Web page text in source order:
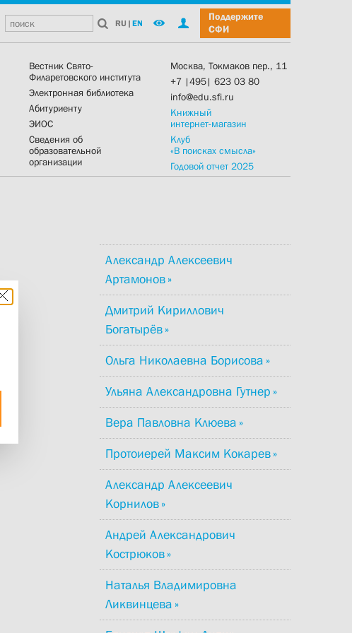
RU | EN
Поддержите
СФИ
Вестник Свято-
Филаретовского института
Электронная библиотека
Абитуриенту
ЭИОС
Сведения об
образовательной
организации
Москва, Токмаков пер., 11
+7 |495| 623 03 80
info@edu.sfi.ru
Книжный
интернет-магазин
Клуб
«В поисках смысла»
Годовой отчет 2025
Александр Алексеевич
Артамонов
Дмитрий Кириллович
Богатырёв
Ольга Николаевна Борисова
Ульяна Александровна Гутнер
Вера Павловна Клюева
Протоиерей Максим Кокарев
Александр Алексеевич
Корнилов
Андрей Александрович
Кострюков
Наталья Владимировна
Ликвинцева